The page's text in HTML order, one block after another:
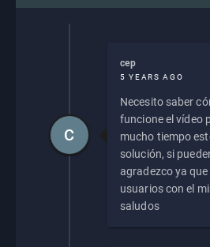
cep
5 YEARS AGO
Necesito saber
funcione el vídeo
mucho tiempo
solución, si
agradezco ya
usuarios con el
saludos
C